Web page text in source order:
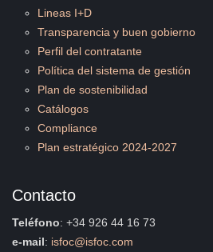
Lineas I+D
Transparencia y buen gobierno
Perfil del contratante
Política del sistema de gestión
Plan de sostenibilidad
Catálogos
Compliance
Plan estratégico 2024-2027
Contacto
Teléfono: +34 926 44 16 73
e-mail: isfoc@isfoc.com